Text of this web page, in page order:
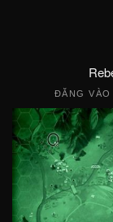
ĐĂNG